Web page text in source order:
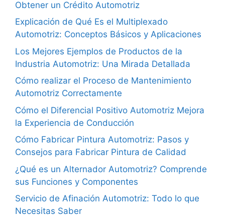
Obtener un Crédito Automotriz
Explicación de Qué Es el Multiplexado
Automotriz: Conceptos Básicos y Aplicaciones
Los Mejores Ejemplos de Productos de la
Industria Automotriz: Una Mirada Detallada
Cómo realizar el Proceso de Mantenimiento
Automotriz Correctamente
Cómo el Diferencial Positivo Automotriz Mejora
la Experiencia de Conducción
Cómo Fabricar Pintura Automotriz: Pasos y
Consejos para Fabricar Pintura de Calidad
¿Qué es un Alternador Automotriz? Comprende
sus Funciones y Componentes
Servicio de Afinación Automotriz: Todo lo que
Necesitas Saber